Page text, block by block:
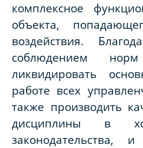
комплексное
объекта,
воздействия.
соблюдением
ликвидировать
работе всех
также производить
дисциплины в
законодательства,